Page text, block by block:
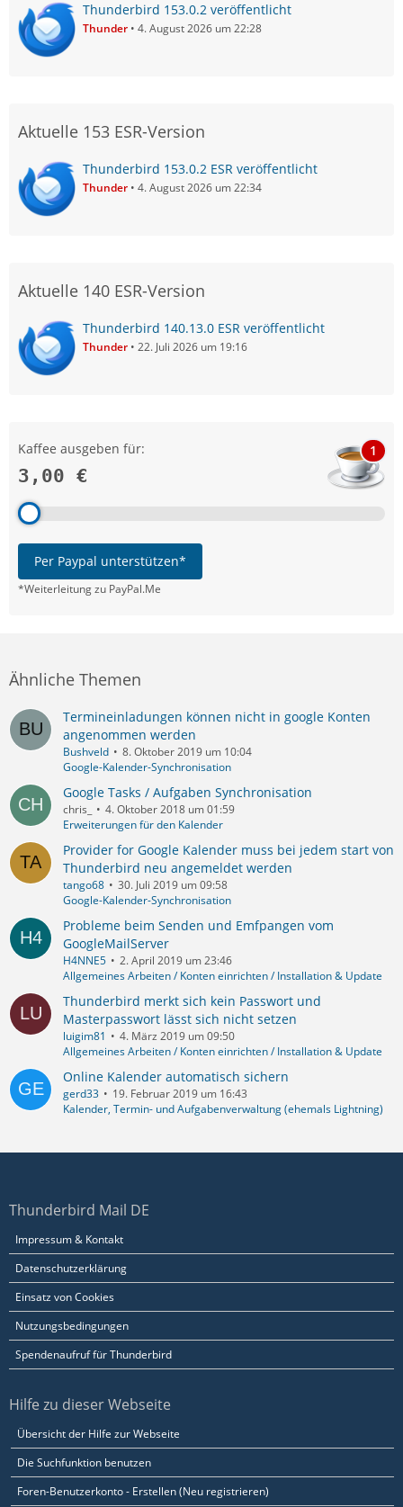
Thunderbird 153.0.2 veröffentlicht
Thunder 4. August 2026 um 22:28
Aktuelle 153 ESR-Version
Thunderbird 153.0.2 ESR veröffentlicht
Thunder 4. August 2026 um 22:34
Aktuelle 140 ESR-Version
Thunderbird 140.13.0 ESR veröffentlicht
Thunder 22. Juli 2026 um 19:16
Kaffee ausgeben für:
3,00 €
1
Per Paypal unterstützen*
*Weiterleitung zu PayPal.Me
Ähnliche Themen
Termineinladungen können nicht in google Konten
angenommen werden
Bushveld
8. Oktober 2019 um 10:04
Google-Kalender-Synchronisation
Google Tasks / Aufgaben Synchronisation
chris_
4. Oktober 2018 um 01:59
Erweiterungen für den Kalender
Provider for Google Kalender muss bei jedem start von
Thunderbird neu angemeldet werden
tango68
30. Juli 2019 um 09:58
Google-Kalender-Synchronisation
Probleme beim Senden und Emfpangen vom
GoogleMailServer
H4NNE5
2. April 2019 um 23:46
Allgemeines Arbeiten / Konten einrichten / Installation & Update
Thunderbird merkt sich kein Passwort und
Masterpasswort lässt sich nicht setzen
luigim81
4. März 2019 um 09:50
Allgemeines Arbeiten / Konten einrichten / Installation & Update
Online Kalender automatisch sichern
gerd33
19. Februar 2019 um 16:43
Kalender, Termin- und Aufgabenverwaltung (ehemals Lightning)
Thunderbird Mail DE
Impressum & Kontakt
Datenschutzerklärung
Einsatz von Cookies
Nutzungsbedingungen
Spendenaufruf für Thunderbird
Hilfe zu dieser Webseite
Übersicht der Hilfe zur Webseite
Die Suchfunktion benutzen
Foren-Benutzerkonto - Erstellen (Neu registrieren)